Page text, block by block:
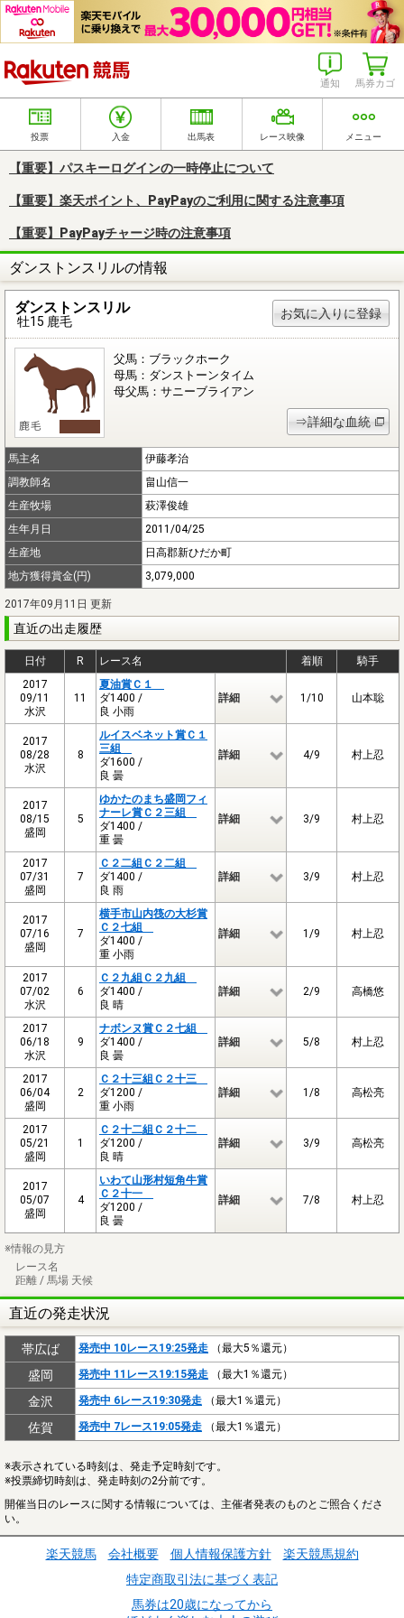
馬券カゴ
通知
投票 入金 出馬表 レース映像 メニュー
【重要】パスキーログインの一時停止について
【重要】楽天ポイント、PayPayのご利用に関する注意事項
【重要】PayPayチャージ時の注意事項
ダンストンスリルの情報
ダンストンスリル
牡15 鹿毛
お気に入りに登録
父馬：ブラックホーク
母馬：ダンストーンタイム
母父馬：サニーブライアン
⇒詳細な血統
馬主名
伊藤孝治
調教師名
畠山信一
生産牧場
萩澤俊雄
生年月日
2011/04/25
生産地
日高郡新ひだか町
地方獲得賞金(円)
3,079,000
2017年09月11日 更新
直近の出走履歴
日付 R レース名 着順
騎手
2017
09/11
水沢
11
夏油賞Ｃ１
ダ1400 /
良 小雨
詳細 1/10 山本聡
2017
08/28
水沢
8
ルイスベネット賞Ｃ１
三組
ダ1600 /
良 曇
詳細 4/9 村上忍
2017
08/15
盛岡
5
ゆかたのまち盛岡フィ
ナーレ賞Ｃ２三組
ダ1400 /
重 曇
詳細 3/9 村上忍
2017
07/31
盛岡
7
Ｃ２二組Ｃ２二組
ダ1400 /
良 雨
詳細 3/9 村上忍
2017
07/16
盛岡
7
横手市山内筏の大杉賞
Ｃ２七組
ダ1400 /
重 小雨
詳細 1/9 村上忍
2017
07/02
水沢
6
Ｃ２九組Ｃ２九組
ダ1400 /
良 晴
詳細 2/9 高橋悠
2017
06/18
水沢
9
ナボンヌ賞Ｃ２七組
ダ1400 /
良 曇
詳細 5/8 村上忍
2017
06/04
盛岡
2
Ｃ２十三組Ｃ２十三
ダ1200 /
重 小雨
詳細 1/8 高松亮
2017
05/21
盛岡
1
Ｃ２十二組Ｃ２十二
ダ1200 /
良 晴
詳細 3/9 高松亮
2017
05/07
盛岡
4
いわて山形村短角牛賞
Ｃ２十一
ダ1200 /
良 曇
詳細 7/8 村上忍
※情報の見方
レース名
距離 / 馬場 天候
直近の発走状況
帯広ば 発売中 10レース19:25発走 （最大5％還元）
盛岡 発売中 11レース19:15発走 （最大1％還元）
金沢 発売中 6レース19:30発走 （最大1％還元）
佐賀 発売中 7レース19:05発走 （最大1％還元）
※表示されている時刻は、発走予定時刻です。
※投票締切時刻は、発走時刻の2分前です。
開催当日のレースに関する情報については、主催者発表のものとご照合くださ
い。
楽天競馬 会社概要 個人情報保護方針
楽天競馬規約
特定商取引法に基づく表記
馬券は20歳になってから